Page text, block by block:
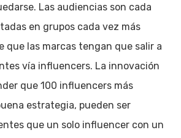
Las audiencias son cada
en grupos cada vez más
que las marcas tengan que salir a
vía influencers. La innovación
que 100 influencers más
estrategia, pueden ser
que un solo influencer con un